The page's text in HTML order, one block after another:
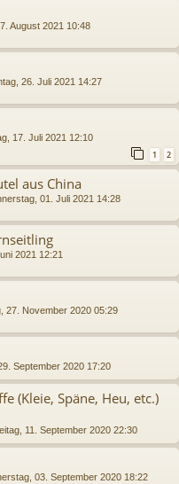
August 2021 10:48
26. Juli 2021 14:27
17. Juli 2021 12:10
1 2
aus China
01. Juli 2021 14:28
2021 12:21
27. November 2020 05:29
September 2020 17:20
(Kleie, Späne, Heu, etc.)
11. September 2020 22:30
03. September 2020 18:22